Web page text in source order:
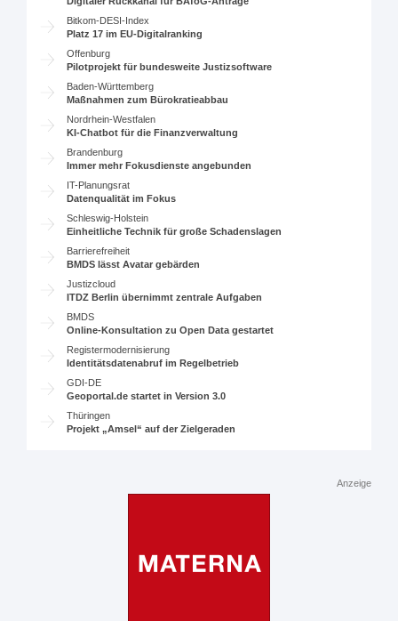
Bitkom-DESI-Index
Platz 17 im EU-Digitalranking
Offenburg
Pilotprojekt für bundesweite Justizsoftware
Baden-Württemberg
Maßnahmen zum Bürokratieabbau
Nordrhein-Westfalen
KI-Chatbot für die Finanzverwaltung
Brandenburg
Immer mehr Fokusdienste angebunden
IT-Planungsrat
Datenqualität im Fokus
Schleswig-Holstein
Einheitliche Technik für große Schadenslagen
Barrierefreiheit
BMDS lässt Avatar gebärden
Justizcloud
ITDZ Berlin übernimmt zentrale Aufgaben
BMDS
Online-Konsultation zu Open Data gestartet
Registermodernisierung
Identitätsdatenabruf im Regelbetrieb
GDI-DE
Geoportal.de startet in Version 3.0
Thüringen
Projekt „Amsel“ auf der Zielgeraden
Anzeige